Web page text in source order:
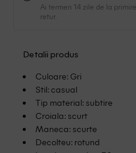
Ai termen 14 zile de la
retur.
Detalii produs
Culoare: Gri
Stil: casual
Tip material: subtire
Croiala: scurt
Maneca: scurte
Decolteu: rotund